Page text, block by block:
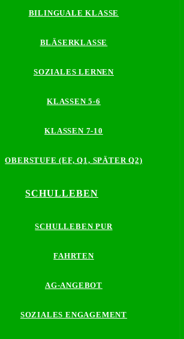
BILINGUALE KLASSE
BLÄSERKLASSE
SOZIALES LERNEN
KLASSEN 5-6
KLASSEN 7-10
OBERSTUFE (EF, Q1, SPÄTER Q2)
SCHULLEBEN
SCHULLEBEN PUR
FAHRTEN
AG-ANGEBOT
SOZIALES ENGAGEMENT